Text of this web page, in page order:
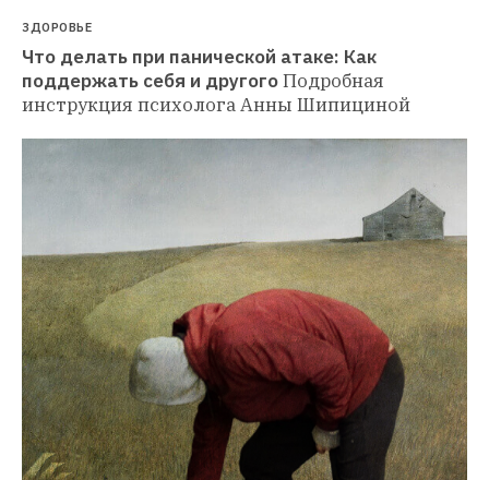
ЗДОРОВЬЕ
Что делать при панической атаке: Как
поддержать себя и другогоПодробная
инструкция психолога Анны Шипициной